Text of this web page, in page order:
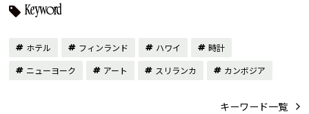
Keyword
ホテル フィンランド ハワイ
時計
ニューヨーク
アート スリランカ カンボジア
キーワード一覧